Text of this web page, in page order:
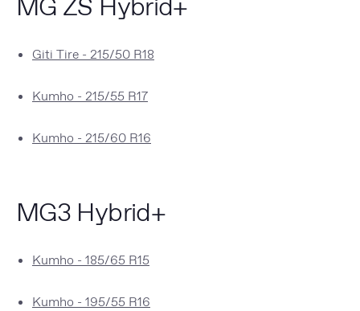
Giti Tire - 215/50 R18
Kumho - 215/55 R17
Kumho - 215/60 R16
MG3 Hybrid+
Kumho - 185/65 R15
Kumho - 195/55 R16